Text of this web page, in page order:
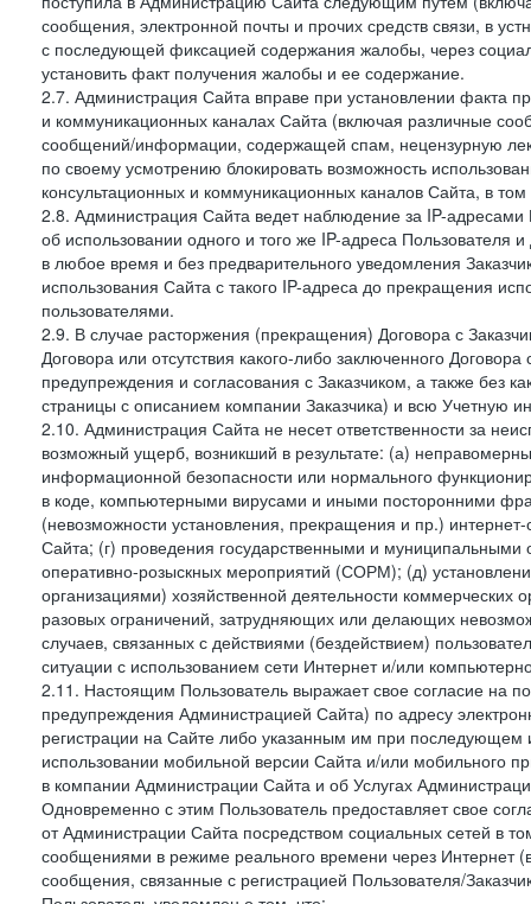
сообщения, электронной почты и прочих средств связи, в
с последующей фиксацией содержания жалобы, через
установить факт получения жалобы и ее содержание.
2.7. Администрация Сайта вправе при установлении факта
и коммуникационных каналах Сайта (включая различные
сообщений/информации, содержащей спам, нецензурную
по своему усмотрению блокировать возможность
консультационных и коммуникационных каналов Сайта, в
2.8. Администрация Сайта ведет наблюдение за IP-
об использовании одного и того же IP-адреса Пользователя
в любое время и без предварительного уведомления
использования Сайта с такого IP-адреса до прекращения
пользователями.
2.9. В случае расторжения (прекращения) Договора с
Договора или отсутствия какого-либо заключенного
предупреждения и согласования с Заказчиком, а также без
страницы с описанием компании Заказчика) и всю Учетную
2.10. Администрация Сайта не несет ответственности за
возможный ущерб, возникший в результате: (а)
информационной безопасности или нормального
в коде, компьютерными вирусами и иными посторонними
(невозможности установления, прекращения и пр.)
Сайта; (г) проведения государственными и
оперативно-розыскных мероприятий (СОРМ); (д)
организациями) хозяйственной деятельности коммерческих
разовых ограничений, затрудняющих или делающих
случаев, связанных с действиями (бездействием)
ситуации с использованием сети Интернет и/или
2.11. Настоящим Пользователь выражает свое согласие на
предупреждения Администрацией Сайта) по адресу
регистрации на Сайте либо указанным им при
использовании мобильной версии Сайта и/или мобильного
в компании Администрации Сайта и об Услугах
Одновременно с этим Пользователь предоставляет свое
от Администрации Сайта посредством социальных сетей в
сообщениями в режиме реального времени через Интернет
сообщения, связанные с регистрацией Пользователя/